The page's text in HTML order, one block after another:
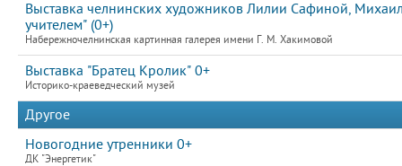
Выставка челнинских художников Лилии Сафиной,
учителем" (0+)
Набережночелнинская картинная галерея имени Г. М. Хакимовой
Выставка "Братец Кролик" 0+
Историко-краеведческий музей
Другое
Новогодние утренники 0+
ДК "Энергетик"